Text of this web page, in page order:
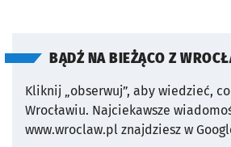
BĄDŹ NA BIEŻĄCO Z
Kliknij „obserwuj”, aby wiedzieć,
Wrocławiu. Najciekawsze
www.wroclaw.pl znajdziesz w